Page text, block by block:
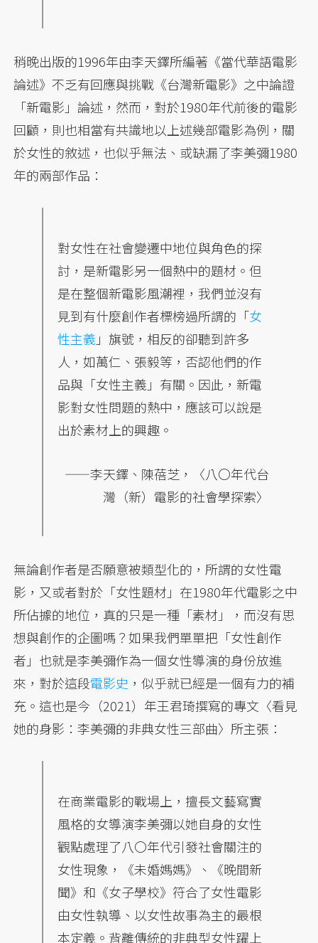
稍晚出版的1996年由李天鐸所編著《當代華語電影
論述》不乏有回應與挑戰《台灣新電影》之中論證
「新電影」論述，然而，對於1980年代前後的電影
回顧，則也相當有共識地以上述幾部電影為例，關
於女性的敘述，也似乎無法、或缺漏了李美彌1980
年的兩部作品：
對女性在社會變遷中地位與角色的探
討，是新電影另一個熱中的題材。但
是在整個新電影風潮裡，我們並沒有
見到有什麼創作者標榜過所謂的「女
性主義 」旗號，相反的卻聽到許多
人，如萬仁、張毅等，否認他們的作
品與「女性主義」有關。因此，新電
影對女性問題的熱中，應該可以說是
出於素材上的興趣。
——李天鐸、陳蓓芝，〈八〇年代台
灣（新）電影的社會學探索〉
無論創作者是否願意被類型化的，所謂的女性電
影，又或者對於「女性題材」在1980年代電影之中
所佔據的地位，真的只是一種「素材」，而沒有思
想與創作的企圖嗎？如果我們單單把「女性創作
者」也就是李美彌作為一個女性導演的身份放進
來，對於這段電影史 ，似乎就已經是一個有力的補
充。這也是今（2021）年王君琦撰寫的專文〈看見
她的身影：李美彌的非典女性三部曲〉所主張：
在商業電影的戰場上，擅長文藝寫實
風格的女導演李美彌以她自身的女性
觀點處理了八〇年代引發社會關注的
女性現象，《未婚媽媽》、《晚間新
聞》和《女子學校》符合了女性電影
由女性執導、以女性故事為主的最根
本定義。背離傳統的非典型女性躍上